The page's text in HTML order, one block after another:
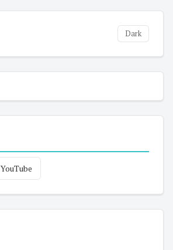
Dark
YouTube